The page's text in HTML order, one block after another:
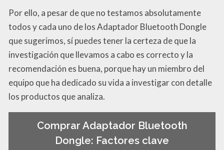
Por ello, a pesar de que no testamos absolutamente
todos y cada uno de los Adaptador Bluetooth Dongle
que sugerimos, sí puedes tener la certeza de que la
investigación que llevamos a cabo es correcto y la
recomendación es buena, porque hay un miembro del
equipo que ha dedicado su vida a investigar con detalle
los productos que analiza.
Comprar Adaptador Bluetooth
Dongle: Factores clave